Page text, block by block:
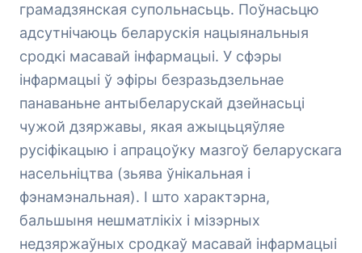
грамадзянская супольнасьць. Поўнасьцю
адсутнічаюць беларускія нацыянальныя
сродкі масавай інфармацыі. У сфэры
інфармацыі ў эфіры безразьдзельнае
панаваньне антыбеларускай дзейнасьці
чужой дзяржавы, якая ажыцьцяўляе
русіфікацыю і апрацоўку мазгоў беларускага
насельніцтва (зьява ўнікальная і
фэнамэнальная). І што характэрна,
бальшыня нешматлікіх і мізэрных
недзяржаўных сродкаў масавай інфармацыі